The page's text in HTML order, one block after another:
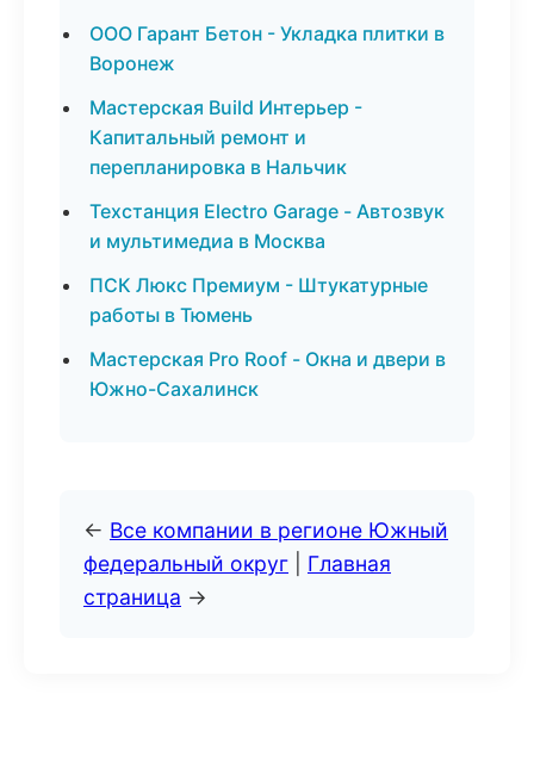
ООО Гарант Бетон - Укладка плитки в
Воронеж
Мастерская Build Интерьер -
Капитальный ремонт и
перепланировка в Нальчик
Техстанция Electro Garage - Автозвук
и мультимедиа в Москва
ПСК Люкс Премиум - Штукатурные
работы в Тюмень
Мастерская Pro Roof - Окна и двери в
Южно-Сахалинск
← Все компании в регионе Южный
федеральный округ
Главная
страница →